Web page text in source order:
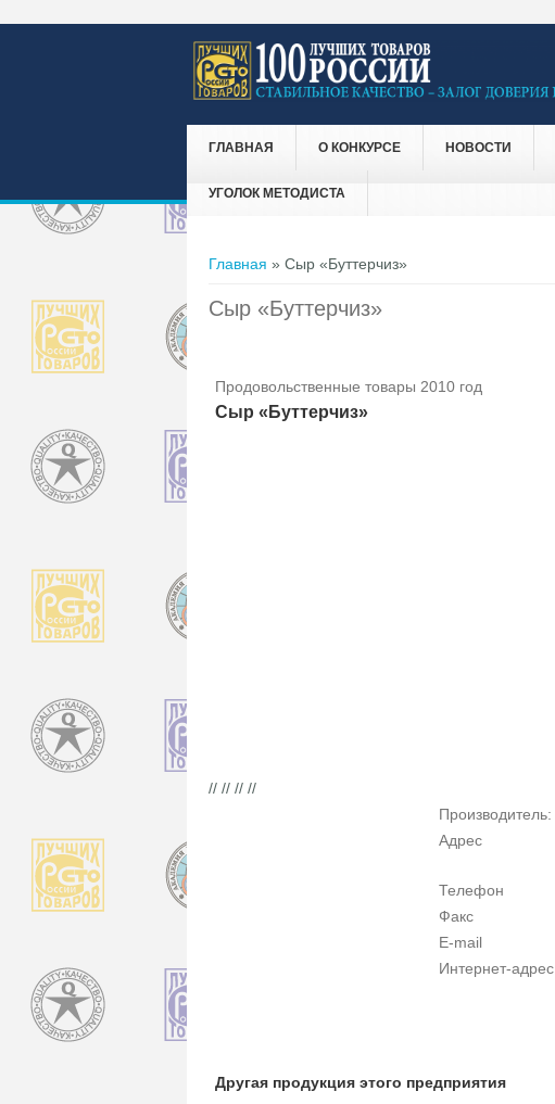
ГЛАВНАЯ О КОНКУРСЕ НОВОСТИ
УГОЛОК МЕТОДИСТА
Вы здесь
Главная » Сыр «Буттерчиз»
Сыр «Буттерчиз»
Продовольственные товары 2010 год
Сыр «Буттерчиз»
// // // //
Производитель:
Адрес
Телефон
Факс
E-mail
Интернет-адрес
Другая продукция этого предприятия